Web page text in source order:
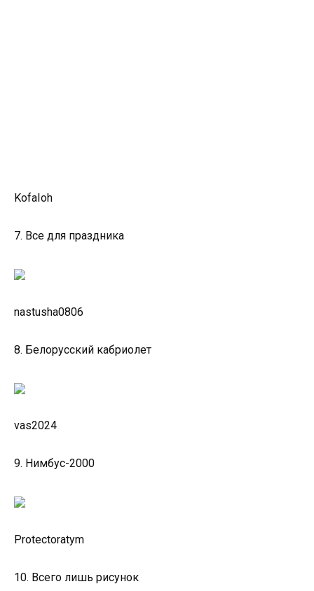
KofaIoh
7. Все для праздника
nastusha0806
8. Белорусский кабриолет
vas2024
9. Нимбус-2000
Protectoratym
10. Всего лишь рисунок